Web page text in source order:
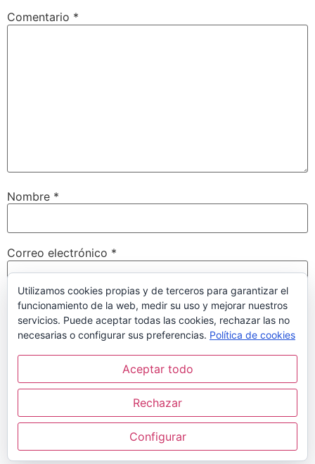
Comentario *
Nombre *
Correo electrónico *
Web
Guarda mi nombre, correo electrónico y web en este
navegador para la próxima vez que comente.
Utilizamos cookies propias y de terceros para garantizar el
funcionamiento de la web, medir su uso y mejorar nuestros
servicios. Puede aceptar todas las cookies, rechazar las no
necesarias o configurar sus preferencias. Política de cookies
Aceptar todo
Rechazar
Configurar